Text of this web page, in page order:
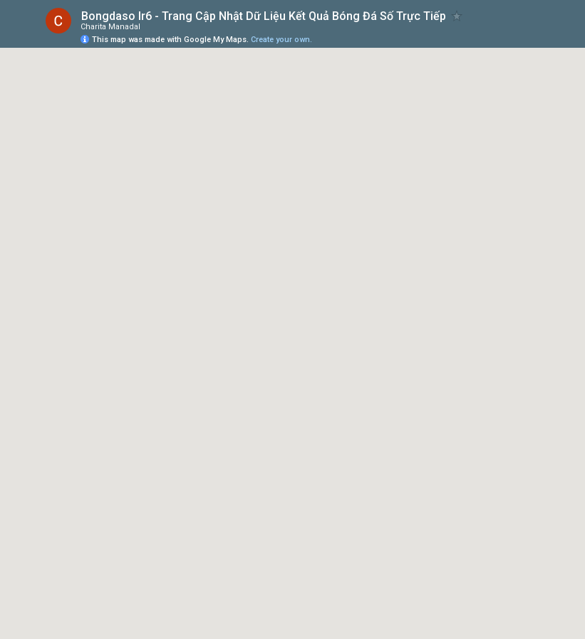
Bongdaso Ir6 - Trang Cập Nhật Dữ Liệu Kết Quả Bóng Đá Số Trực Tiếp
Charita Manadal
This map was made with Google My Maps. Create your own.